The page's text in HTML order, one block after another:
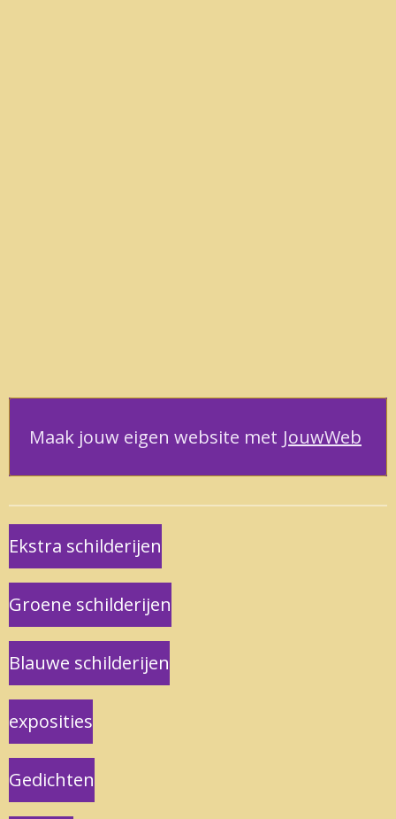
Maak jouw eigen website met JouwWeb
Ekstra schilderijen
Groene schilderijen
Blauwe schilderijen
exposities
Gedichten